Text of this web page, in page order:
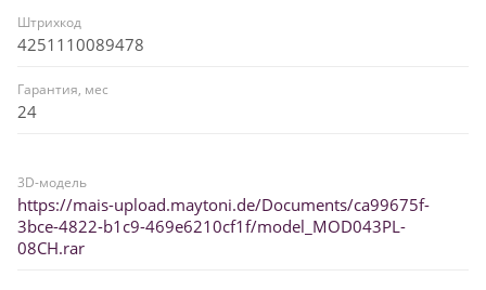
Штрихкод
4251110089478
Гарантия, мес
24
3D-модель
https://mais-upload.maytoni.de/Documents/ca99675f-
3bce-4822-b1c9-469e6210cf1f/model_MOD043PL-
08CH.rar